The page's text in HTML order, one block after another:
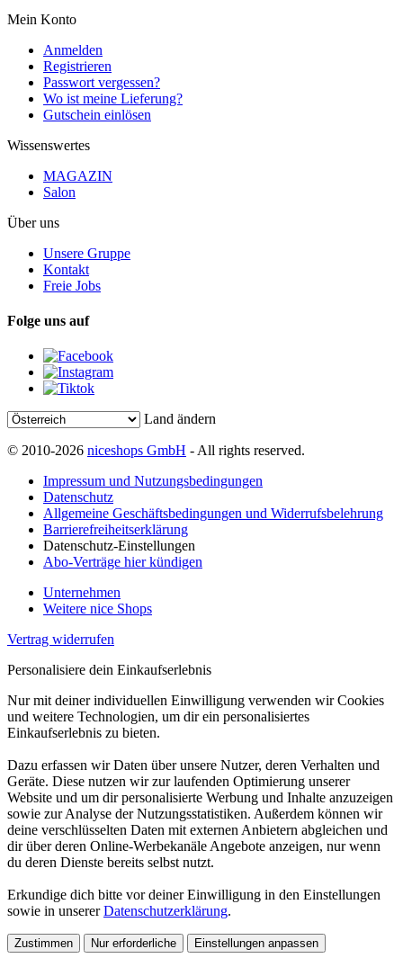
Mein Konto
Anmelden
Registrieren
Passwort vergessen?
Wo ist meine Lieferung?
Gutschein einlösen
Wissenswertes
MAGAZIN
Salon
Über uns
Unsere Gruppe
Kontakt
Freie Jobs
Folge uns auf
Land ändern
© 2010-2026 niceshops GmbH - All rights reserved.
Impressum und Nutzungsbedingungen
Datenschutz
Allgemeine Geschäftsbedingungen und Widerrufsbelehrung
Barrierefreiheitserklärung
Datenschutz-Einstellungen
Abo-Verträge hier kündigen
Unternehmen
Weitere nice Shops
Vertrag widerrufen
Personalisiere dein Einkaufserlebnis
Nur mit deiner individuellen Einwilligung verwenden wir Cookies
und weitere Technologien, um dir ein personalisiertes
Einkaufserlebnis zu bieten.
Dazu erfassen wir Daten über unsere Nutzer, deren Verhalten und
Geräte. Diese nutzen wir zur laufenden Optimierung unserer
Website und um dir personalisierte Werbung und Inhalte anzuzeigen
sowie zur Analyse der Nutzungsstatistiken. Außerdem können wir
deine verschlüsselten Daten mit externen Anbietern abgleichen und
dir über deren Online-Werbekanäle Angebote anzeigen, nur wenn
du deren Dienste bereits selbst nutzt.
Erkundige dich bitte vor deiner Einwilligung in den Einstellungen
sowie in unsererDatenschutzerklärung.
Zustimmen Nur erforderliche Einstellungen anpassen